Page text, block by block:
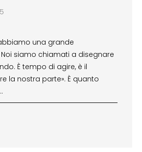
una grande
siamo chiamati a disegnare
È tempo di agire, è il
la nostra parte». È quanto